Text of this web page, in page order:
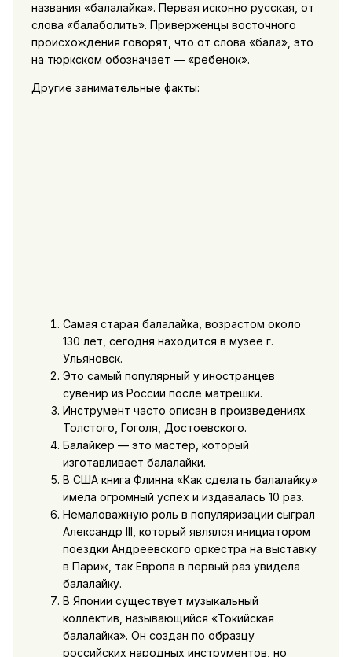
названия «балалайка». Первая исконно русская, от
слова «балаболить». Приверженцы восточного
происхождения говорят, что от слова «бала», это
на тюркском обозначает — «ребенок».
Другие занимательные факты:
Самая старая балалайка, возрастом около
130 лет, сегодня находится в музее г.
Ульяновск.
Это самый популярный у иностранцев
сувенир из России после матрешки.
Инструмент часто описан в произведениях
Толстого, Гоголя, Достоевского.
Балайкер — это мастер, который
изготавливает балалайки.
В США книга Флинна «Как сделать балалайку»
имела огромный успех и издавалась 10 раз.
Немаловажную роль в популяризации сыграл
Александр III, который являлся инициатором
поездки Андреевского оркестра на выставку
в Париж, так Европа в первый раз увидела
балалайку.
В Японии существует музыкальный
коллектив, называющийся «Токийская
балалайка». Он создан по образцу
российских народных инструментов, но